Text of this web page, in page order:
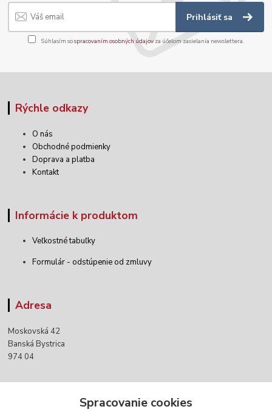
Prihlásiť sa
Súhlasím sospracovaním osobných údajov za účelom zasielania newslettera.
Rýchle odkazy
O nás
Obchodné podmienky
Doprava a platba
Kontakt
Informácie k produktom
Veľkostné tabuľky
Formulár - odstúpenie od zmluvy
Adresa
Moskovská 42
Banská Bystrica
974 04
Spracovanie cookies